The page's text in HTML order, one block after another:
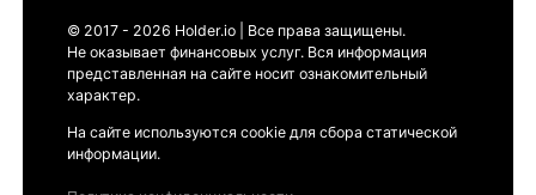
© 2017 - 2026 Holder.io | Все права защищены.
Не оказывает финансовых услуг. Вся информация
представленная на сайте носит ознакомительный
характер.
На сайте используются cookie для сбора статической
информации.